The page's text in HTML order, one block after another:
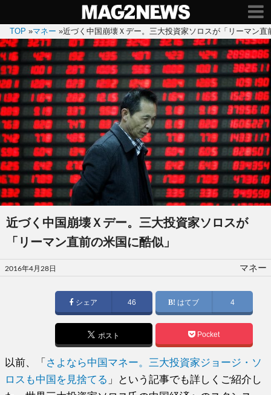
TOP »マネー »近づく中国崩壊Ｘデー。三大投資家ソロスが「リーマン直
近づく中国崩壊Ｘデー。三大投資家ソロスが
「リーマン直前の米国に酷似」
投
稿
2016年4月28日 マネー
シェア 46 はてブ 4
ポスト Pocket
以前、「 さよなら中国マネー。三大投資家ジョージ・ソ
ロスも中国を見捨てる 」という記事でも詳しくご紹介し